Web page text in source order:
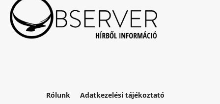
Rólunk
Adatkezelési tájékoztató